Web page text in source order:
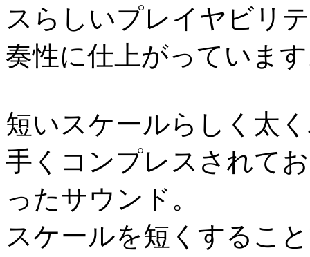
スらしいプレイヤビリ
奏性に仕上がっていま
短いスケールらしく太
手くコンプレスされて
ったサウンド。
スケールを短くするこ